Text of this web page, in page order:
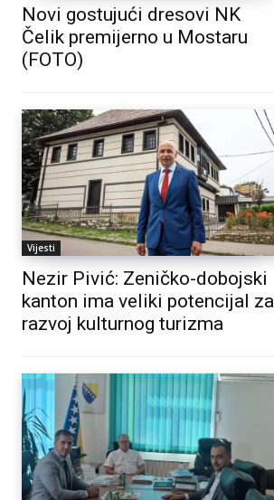
Novi gostujući dresovi NK
Čelik premijerno u Mostaru
(FOTO)
Vijesti
Nezir Pivić: Zeničko-dobojski
kanton ima veliki potencijal za
razvoj kulturnog turizma